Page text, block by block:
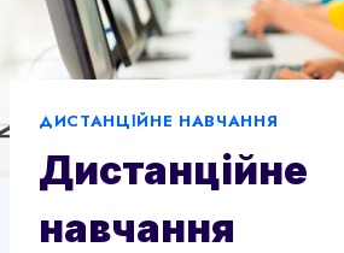
ДИСТАНЦІЙНЕ НАВЧАННЯ
Дистанційне
навчання